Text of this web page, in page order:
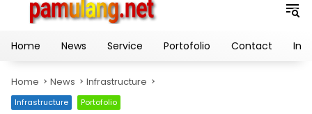
Home News Service Portofolio Contact
Home News Infrastructure
Infrastructure Portofolio